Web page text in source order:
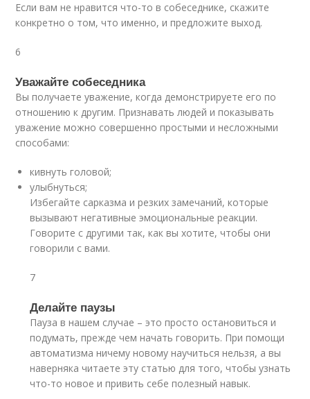
Если вам не нравится что-то в собеседнике, скажите
конкретно о том, что именно, и предложите выход.
6
Уважайте собеседника
Вы получаете уважение, когда демонстрируете его по
отношению к другим. Признавать людей и показывать
уважение можно совершенно простыми и несложными
способами:
кивнуть головой;
улыбнуться;
Избегайте сарказма и резких замечаний, которые
вызывают негативные эмоциональные реакции.
Говорите с другими так, как вы хотите, чтобы они
говорили с вами.
7
Делайте паузы
Пауза в нашем случае – это просто остановиться и
подумать, прежде чем начать говорить. При помощи
автоматизма ничему новому научиться нельзя, а вы
наверняка читаете эту статью для того, чтобы узнать
что-то новое и привить себе полезный навык.